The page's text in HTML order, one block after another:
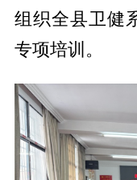
组织全县卫健
专项培训。